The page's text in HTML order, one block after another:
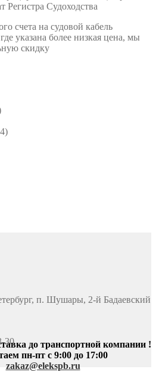
Регистра Судоходства
счета на судовой кабель
указана более низкая цена, мы
скидку
п. Шушары, 2-й Бадаевский
30
до транспортной компании !
пн-пт с 9:00 до 17:00
zakaz@elekspb.ru